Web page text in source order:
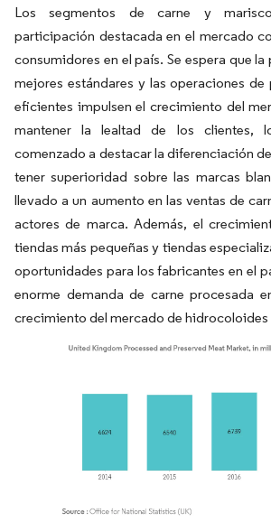
Los segmentos de carne y
participación destacada en el mercado
consumidores en el país. Se espera que
mejores estándares y las operaciones
eficientes impulsen el crecimiento del
mantener la lealtad de los clientes,
comenzado a destacar la diferenciación
tener superioridad sobre las marcas
llevado a un aumento en las ventas de
actores de marca. Además, el
tiendas más pequeñas y tiendas
oportunidades para los fabricantes en el
enorme demanda de carne procesada
crecimiento del mercado de hidrocoloides